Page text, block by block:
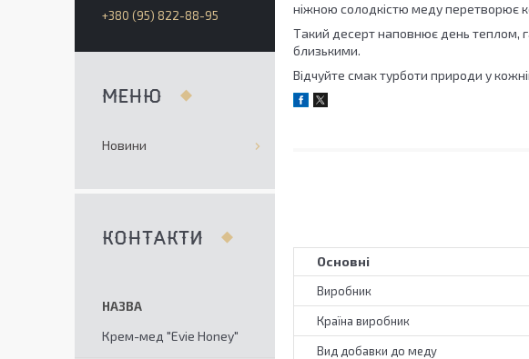
ніжною солодкістю меду перетворює
Такий десерт наповнює день теплом,
близькими.
Відчуйте смак турботи природи у
Основні
Виробник
Країна виробник
Вид добавки до меду
+380 (95) 822-88-95
Новини
КОНТАКТИ
Крем-мед "Evie Honey"